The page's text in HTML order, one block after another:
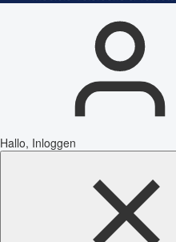
Hallo, Inloggen